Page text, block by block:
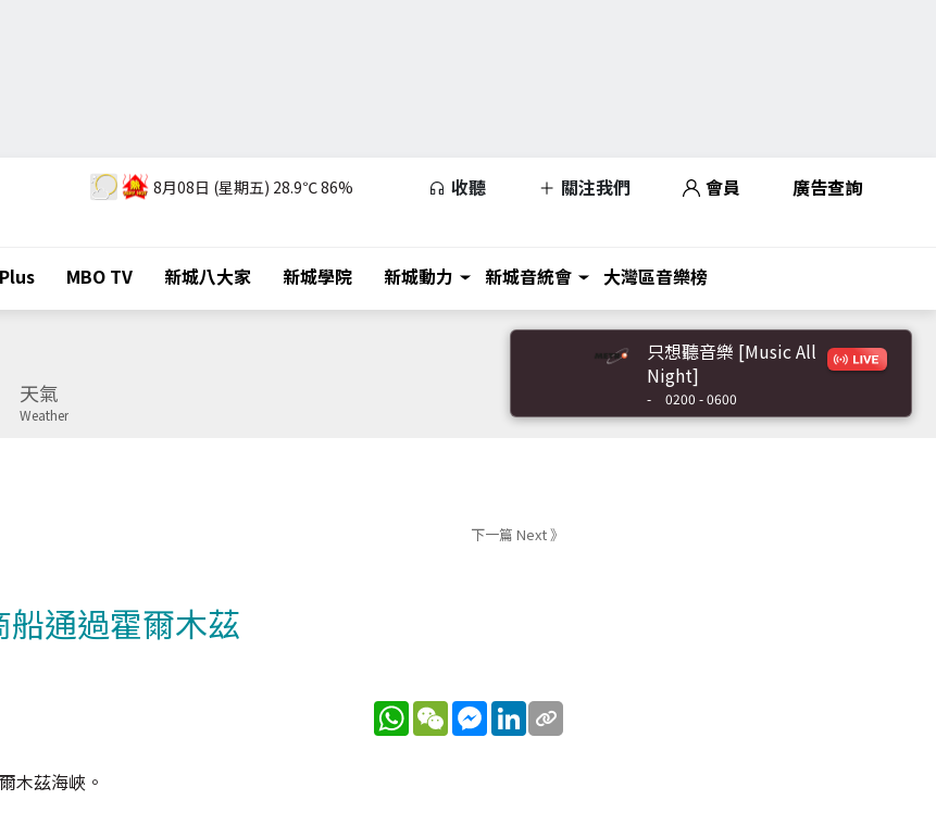
8月08日 (星期五) 28.9℃86% 收聽 關注我們 會員 廣告查詢
MBO TV 新城八大家 新城學院 新城動力 新城音統會 大灣區音樂榜
天氣
Weather
只想聽音樂 [Music All
Night]
- 0200 - 0600
下一篇 Next 》
通過霍爾木茲
WhatsApp
WeChatMessenger
LinkedIn
木茲海峽。